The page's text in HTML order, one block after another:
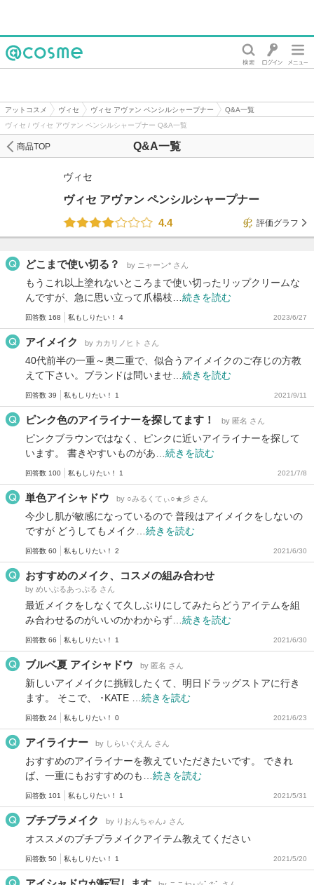
アットコスメ ヴィセ ヴィセ アヴァン ペンシルシャープナー
Q&A一覧
ヴィセ / ヴィセ アヴァン ペンシルシャープナー Q&A一覧
Q&A一覧
商品TOP
ヴィセ
ヴィセ アヴァン ペンシルシャープナー
4.4
評価グラフ
どこまで使い切る？ by ニャーン* さん
もうこれ以上塗れないところまで使い切ったリップクリームな
んですが、急に思い立って爪楊枝… 続きを読む
回答数 168 私もしりたい！ 4 2023/6/27
アイメイク by カカリノヒト さん
40代前半の一重～奥二重で、似合うアイメイクのご存じの方教
えて下さい。ブランドは問いませ… 続きを読む
回答数 39 私もしりたい！ 1 2021/9/11
ピンク色のアイライナーを探してます！ by 匿名 さん
ピンクブラウンではなく、ピンクに近いアイライナーを探して
います。 書きやすいものがあ… 続きを読む
回答数 100 私もしりたい！ 1 2021/7/8
単色アイシャドウ by ○みるくてぃ○★彡 さん
今少し肌が敏感になっているので 普段はアイメイクをしないの
ですが どうしてもメイク… 続きを読む
回答数 60 私もしりたい！ 2 2021/6/30
おすすめのメイク、コスメの組み合わせ
by めいぷるあっぷる さん
最近メイクをしなくて久しぶりにしてみたらどうアイテムを組
み合わせるのがいいのかわからず… 続きを読む
回答数 66 私もしりたい！ 1 2021/6/30
ブルベ夏 アイシャドウ by 匿名 さん
新しいアイメイクに挑戦したくて、明日ドラッグストアに行き
ます。 そこで、 ･KATE … 続きを読む
回答数 24 私もしりたい！ 0 2021/6/23
アイライナー by しらいぐえん さん
おすすめのアイライナーを教えていただきたいです。 できれ
ば、一重にもおすすめのも… 続きを読む
回答数 101 私もしりたい！ 1 2021/5/31
プチプラメイク by りおんちゃん♪ さん
オススメのプチプラメイクアイテム教えてください
回答数 50 私もしりたい！ 1 2021/5/20